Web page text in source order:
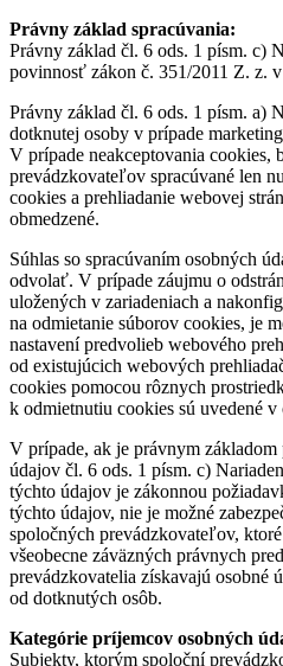
Právny základ spracúvania:
Právny základ čl. 6 ods. 1 písm. c)
povinnosť zákon č. 351/2011 Z. z.
Právny základ čl. 6 ods. 1 písm. a)
dotknutej osoby v prípade
V prípade neakceptovania cookies,
prevádzkovateľov spracúvané len
cookies a prehliadanie webovej
obmedzené.
Súhlas so spracúvaním osobných
odvolať. V prípade záujmu o
uložených v zariadeniach a
na odmietanie súborov cookies, je
nastavení predvolieb webového
od existujúcich webových
cookies pomocou rôznych
k odmietnutiu cookies sú uvedené v
V prípade, ak je právnym základom
údajov čl. 6 ods. 1 písm. c)
týchto údajov je zákonnou
týchto údajov, nie je možné
spoločných prevádzkovateľov,
všeobecne záväzných právnych
prevádzkovatelia získavajú osobné
od dotknutých osôb.
Kategórie príjemcov osobných
Subjekty, ktorým spoloční